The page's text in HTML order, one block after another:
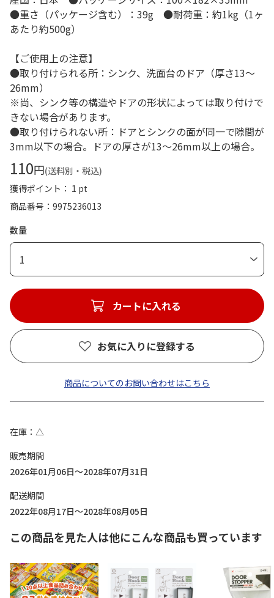
●重さ（パッケージ含む）：39g ●耐荷重：約1kg（1ヶ
あたり約500g）
【ご使用上の注意】
●取り付けられる所：シンク、洗面台のドア（厚さ13～
26mm）
※尚、シンク等の構造やドアの形状によっては取り付けで
きない場合があります。
●取り付けられない所：ドアとシンクの面が同一で隙間が
3mm以下の場合。ドアの厚さが13～26mm以上の場合。
110円(送料別・税込)
獲得ポイント： 1 pt
商品番号
9975236013
数量
1
カートに入れる
お気に入りに登録する
商品についてのお問い合わせはこちら
在庫
△
販売期間
2026年01月06日～2028年07月31日
配送期間
2022年08月17日～2028年08月05日
この商品を見た人は他にこんな商品も買っています